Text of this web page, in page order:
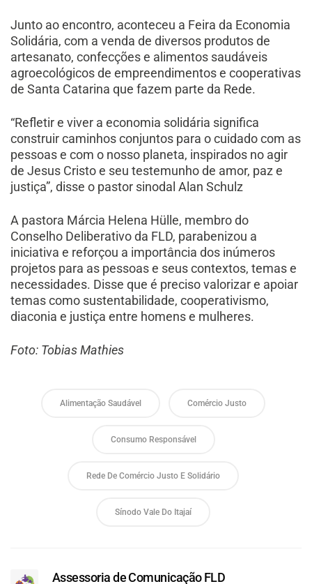
Junto ao encontro, aconteceu a Feira da Economia
Solidária, com a venda de diversos produtos de
artesanato, confecções e alimentos saudáveis
agroecológicos de empreendimentos e cooperativas
de Santa Catarina que fazem parte da Rede.
“Refletir e viver a economia solidária significa
construir caminhos conjuntos para o cuidado com as
pessoas e com o nosso planeta, inspirados no agir
de Jesus Cristo e seu testemunho de amor, paz e
justiça”, disse o pastor sinodal Alan Schulz
A pastora Márcia Helena Hülle, membro do
Conselho Deliberativo da FLD, parabenizou a
iniciativa e reforçou a importância dos inúmeros
projetos para as pessoas e seus contextos, temas e
necessidades. Disse que é preciso valorizar e apoiar
temas como sustentabilidade, cooperativismo,
diaconia e justiça entre homens e mulheres.
Foto: Tobias Mathies
Alimentação Saudável Comércio Justo
Consumo Responsável
Rede De Comércio Justo E Solidário
Sínodo Vale Do Itajaí
Assessoria de Comunicação FLD